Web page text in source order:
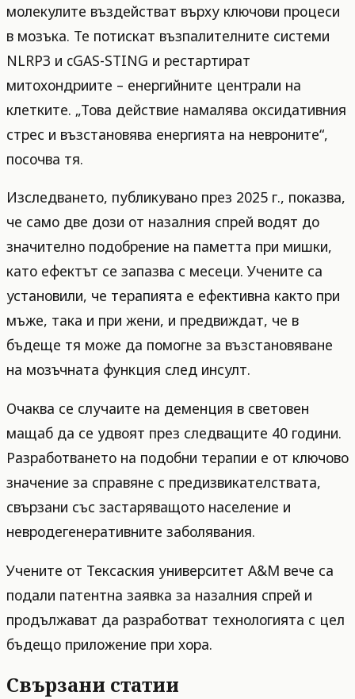
молекулите въздействат върху ключови процеси
в мозъка. Те потискат възпалителните системи
NLRP3 и cGAS-STING и рестартират
митохондриите – енергийните централи на
клетките. „Това действие намалява оксидативния
стрес и възстановява енергията на невроните“,
посочва тя.
Изследването, публикувано през 2025 г., показва,
че само две дози от назалния спрей водят до
значително подобрение на паметта при мишки,
като ефектът се запазва с месеци. Учените са
установили, че терапията е ефективна както при
мъже, така и при жени, и предвиждат, че в
бъдеще тя може да помогне за възстановяване
на мозъчната функция след инсулт.
Очаква се случаите на деменция в световен
мащаб да се удвоят през следващите 40 години.
Разработването на подобни терапии е от ключово
значение за справяне с предизвикателствата,
свързани със застаряващото население и
невродегенеративните заболявания.
Учените от Тексаския университет A&M вече са
подали патентна заявка за назалния спрей и
продължават да разработват технологията с цел
бъдещо приложение при хора.
Свързани статии